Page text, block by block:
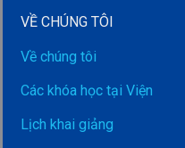
VỀ CHÚNG TÔI
Về chúng tôi
Các khóa học tại Viện
Lịch khai giảng